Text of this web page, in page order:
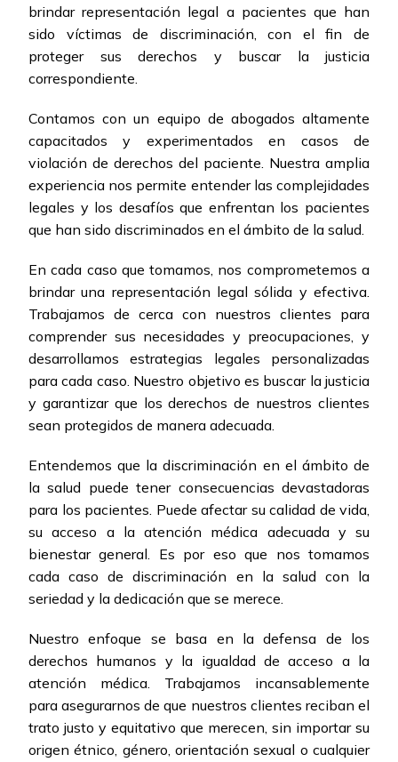
brindar representación legal a pacientes que han
sido víctimas de discriminación, con el fin de
proteger sus derechos y buscar la justicia
correspondiente.
Contamos con un equipo de abogados altamente
capacitados y experimentados en casos de
violación de derechos del paciente. Nuestra amplia
experiencia nos permite entender las complejidades
legales y los desafíos que enfrentan los pacientes
que han sido discriminados en el ámbito de la salud.
En cada caso que tomamos, nos comprometemos a
brindar una representación legal sólida y efectiva.
Trabajamos de cerca con nuestros clientes para
comprender sus necesidades y preocupaciones, y
desarrollamos estrategias legales personalizadas
para cada caso. Nuestro objetivo es buscar la justicia
y garantizar que los derechos de nuestros clientes
sean protegidos de manera adecuada.
Entendemos que la discriminación en el ámbito de
la salud puede tener consecuencias devastadoras
para los pacientes. Puede afectar su calidad de vida,
su acceso a la atención médica adecuada y su
bienestar general. Es por eso que nos tomamos
cada caso de discriminación en la salud con la
seriedad y la dedicación que se merece.
Nuestro enfoque se basa en la defensa de los
derechos humanos y la igualdad de acceso a la
atención médica. Trabajamos incansablemente
para asegurarnos de que nuestros clientes reciban el
trato justo y equitativo que merecen, sin importar su
origen étnico, género, orientación sexual o cualquier